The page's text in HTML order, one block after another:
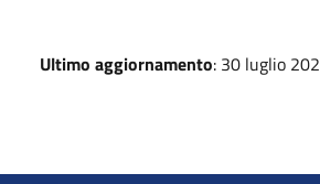
Ultimo aggiornamento: 30 luglio